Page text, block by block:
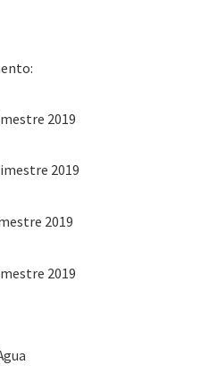
2019
2019
2019
2019